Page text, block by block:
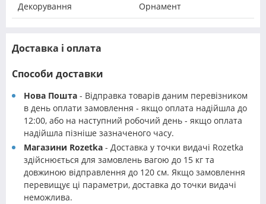
Декорування Орнамент
Доставка і оплата
Способи доставки
Нова Пошта - Відправка товарів даним перевізником
в день оплати замовлення - якщо оплата надійшла до
12:00, або на наступний робочий день - якщо оплата
надійшла пізніше зазначеного часу.
Магазини Rozetka - Доставка у точки видачі Rozetka
здійснюється для замовлень вагою до 15 кг та
довжиною відправлення до 120 см. Якщо замовлення
перевищує ці параметри, доставка до точки видачі
неможлива.